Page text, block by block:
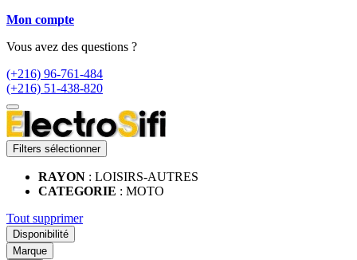
Mon compte
Vous avez des questions ?
(+216) 96-761-484
(+216) 51-438-820
Filters sélectionner
RAYON : LOISIRS-AUTRES
CATEGORIE : MOTO
Tout supprimer
Disponibilité
Marque